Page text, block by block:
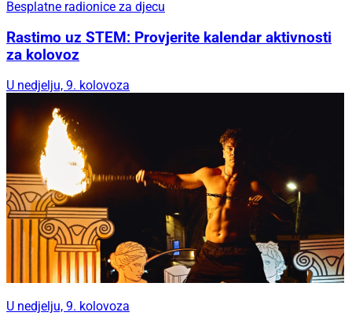
Besplatne radionice za djecu
Rastimo uz STEM: Provjerite kalendar aktivnosti
za kolovoz
U nedjelju, 9. kolovoza
U nedjelju, 9. kolovoza